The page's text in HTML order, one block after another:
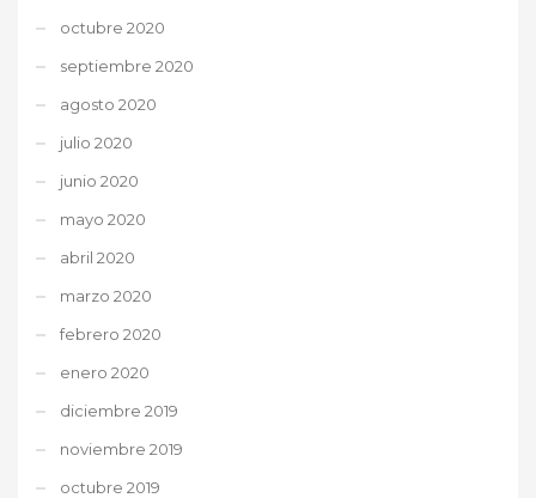
octubre 2020
septiembre 2020
agosto 2020
julio 2020
junio 2020
mayo 2020
abril 2020
marzo 2020
febrero 2020
enero 2020
diciembre 2019
noviembre 2019
octubre 2019